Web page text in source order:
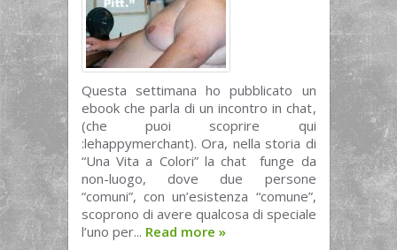
Questa settimana ho pubblicato un
ebook che parla di un incontro in chat,
(che puoi scoprire qui
:lehappymerchant). Ora, nella storia di
“Una Vita a Colori” la chat funge da
non-luogo, dove due persone
“comuni”, con un’esistenza “comune”,
scoprono di avere qualcosa di speciale
l’uno per... Read more »